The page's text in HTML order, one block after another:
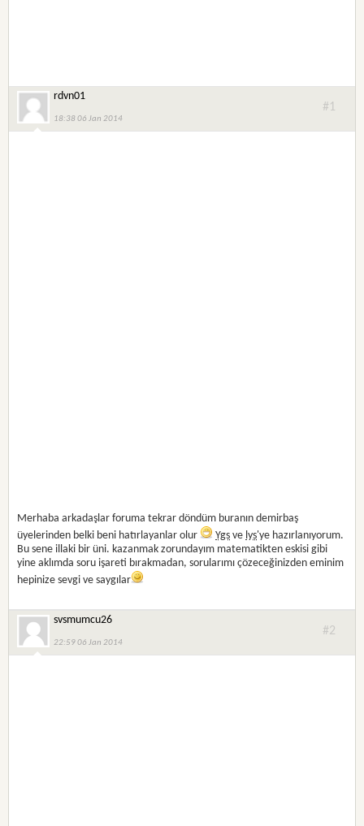
rdvn01
18:38 06 Jan 2014
#1
Merhaba arkadaşlar foruma tekrar döndüm buranın demirbaş
üyelerinden belki beni hatırlayanlar olur
Ygs ve lys'ye hazırlanıyorum.
Bu sene illaki bir üni. kazanmak zorundayım matematikten eskisi gibi
yine aklımda soru işareti bırakmadan, sorularımı çözeceğinizden eminim
hepinize sevgi ve saygılar
svsmumcu26
22:59 06 Jan 2014
#2